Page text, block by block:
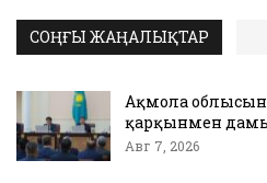
СОҢҒЫ ЖАҢАЛЫҚТАР
Ақмола
қарқынмен
Авг 7, 2026